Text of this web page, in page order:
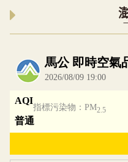
內嵌空氣品質小工